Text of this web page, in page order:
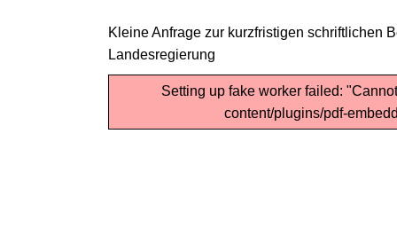
Kleine Anfrage zur kurzfristigen schriftlichen
Landesregierung
Setting up fake worker failed:
content/plugins/pdf-